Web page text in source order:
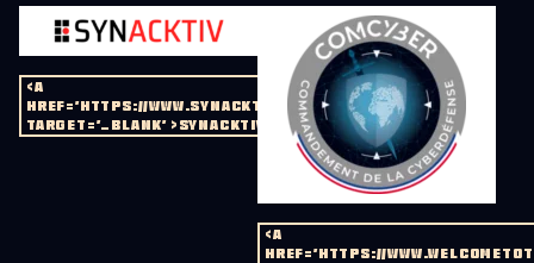
<A
HREF='HTTPS://WWW.SYNACKTIV.COM/'
TARGET='_BLANK' >SYNACKTIV</A>
<A
HREF='HTTPS://